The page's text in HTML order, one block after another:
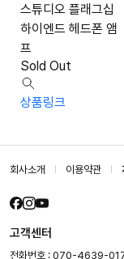
스튜디오 플래그십
하이엔드 헤드폰 앰
프
Sold Out
상품링크
회사소개 이용약관
고객센터
전화번호 : 070-4639-